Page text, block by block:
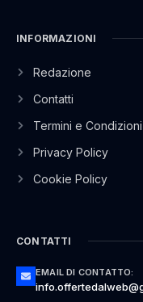
INFORMAZIONI
Redazione
Contatti
Termini e Condizioni
Privacy Policy
Cookie Policy
CONTATTI
EMAIL DI CONTATTO: